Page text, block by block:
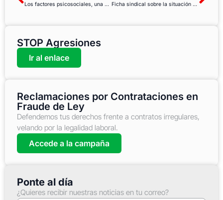
Los factores psicosociales, una amenaza emergente para la salud en el trabajo Ficha sindical sobre la situación de los #ODS en España 2018
STOP Agresiones
Ir al enlace
Reclamaciones por Contrataciones en
Fraude de Ley
Defendemos tus derechos frente a contratos irregulares,
velando por la legalidad laboral.
Accede a la campaña
Ponte al día
¿Quieres recibir nuestras noticias en tu correo?